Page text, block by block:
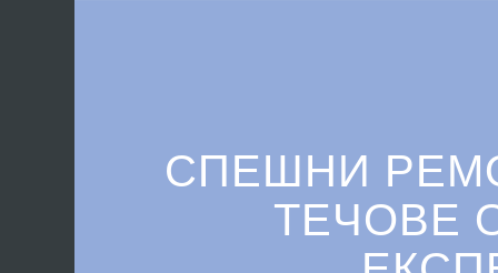
СПЕШНИ
ТЕЧОВЕ